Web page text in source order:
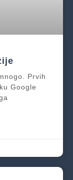
Prvih
Google